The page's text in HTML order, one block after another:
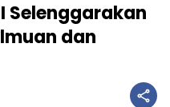
Selenggarakan
dan